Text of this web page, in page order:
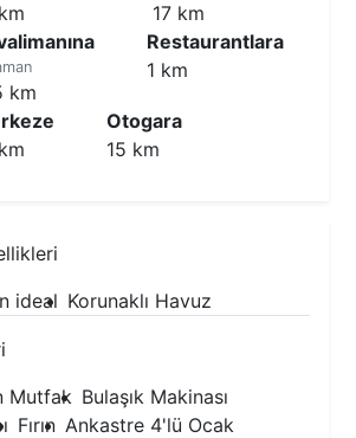
17 km
km
Restaurantlara
1 km
Otogara
15 km
ideal Korunaklı Havuz
Mutfak Bulaşık Makinası
Fırın Ankastre 4'lü Ocak